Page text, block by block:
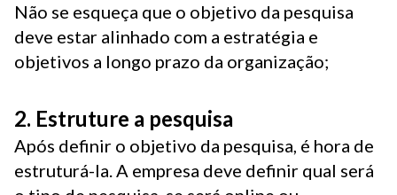
Não se esqueça que o objetivo da pesquisa
deve estar alinhado com a estratégia e
objetivos a longo prazo da organização;
2. Estruture a pesquisa
Após definir o objetivo da pesquisa, é hora de
estruturá-la. A empresa deve definir qual será